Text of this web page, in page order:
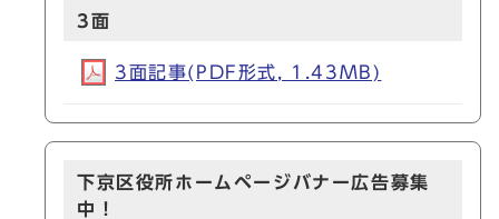
3面
3面記事(PDF形式, 1.43MB)
下京区役所ホームページバナー広告募集
中！